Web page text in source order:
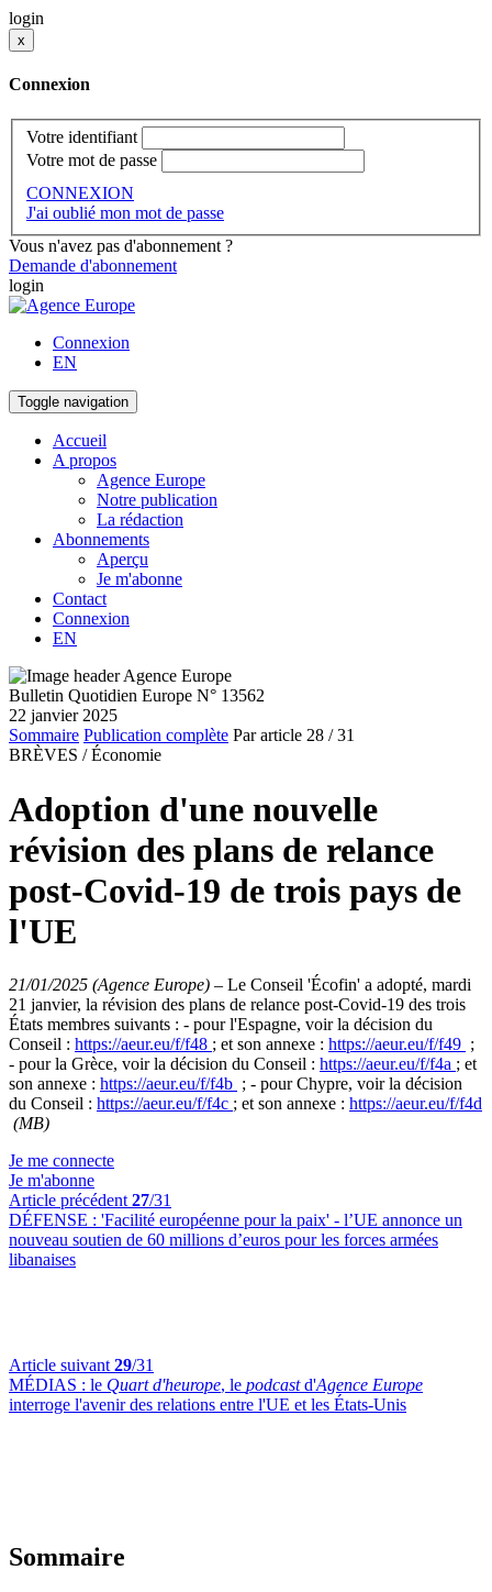
login
x
Connexion
Votre identifiant
Votre mot de passe
CONNEXION
J'ai oublié mon mot de passe
Vous n'avez pas d'abonnement ?
Demande d'abonnement
login
Connexion
EN
Toggle navigation
Accueil
A propos
Agence Europe
Notre publication
La rédaction
Abonnements
Aperçu
Je m'abonne
Contact
Connexion
EN
Bulletin Quotidien Europe N° 13562
22 janvier 2025
Sommaire Publication complète Par article 28 / 31
BRÈVES / Économie
Adoption d'une nouvelle
révision des plans de relance
post-Covid-19 de trois pays de
l'UE
21/01/2025 (Agence Europe) – Le Conseil 'Écofin' a adopté, mardi
21 janvier, la révision des plans de relance post-Covid-19 des trois
États membres suivants : - pour l'Espagne, voir la décision du
Conseil : https://aeur.eu/f/f48 ; et son annexe : https://aeur.eu/f/f49 ;
- pour la Grèce, voir la décision du Conseil : https://aeur.eu/f/f4a ; et
son annexe : https://aeur.eu/f/f4b ; - pour Chypre, voir la décision
du Conseil : https://aeur.eu/f/f4c ; et son annexe : https://aeur.eu/f/f4d
(MB)
Je me connecte
Je m'abonne
Article précédent 27/31
DÉFENSE : 'Facilité européenne pour la paix' - l’UE annonce un
nouveau soutien de 60 millions d’euros pour les forces armées
libanaises
Article suivant 29/31
MÉDIAS : le Quart d'heurope, le podcastd'Agence Europe
interroge l'avenir des relations entre l'UE et les États-Unis
Sommaire